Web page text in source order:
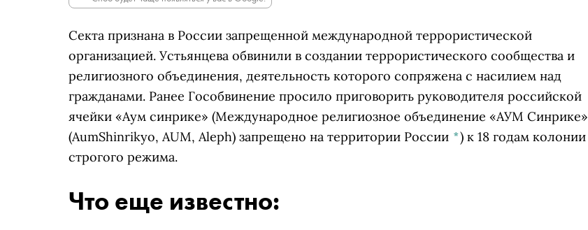
Секта признана в России запрещенной международной террористической
организацией. Устьянцева обвинили в создании террористического сообщества и
религиозного объединения, деятельность которого сопряжена с насилием над
гражданами. Ранее Гособвинение просило приговорить руководителя российской
ячейки «Аум синрике» (Международное религиозное объединение «АУМ Синрике»
(AumShinrikyo, AUM, Aleph) запрещено на территории России *) к 18 годам колонии
строгого режима.
Что еще известно: